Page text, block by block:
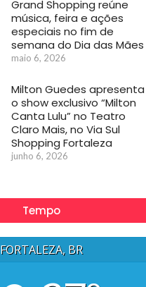
Grand Shopping reúne
música, feira e ações
especiais no fim de
semana do Dia das Mães
maio 6, 2026
Milton Guedes apresenta
o show exclusivo “Milton
Canta Lulu” no Teatro
Claro Mais, no Via Sul
Shopping Fortaleza
junho 6, 2026
Tempo
FORTALEZA, BR